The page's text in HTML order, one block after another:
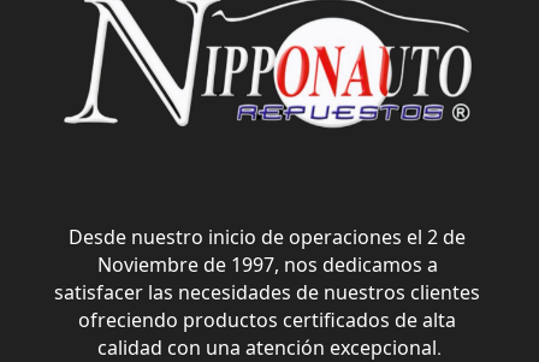
Desde nuestro inicio de operaciones el 2 de
Noviembre de 1997, nos dedicamos a
satisfacer las necesidades de nuestros clientes
ofreciendo productos certificados de alta
calidad con una atención excepcional.